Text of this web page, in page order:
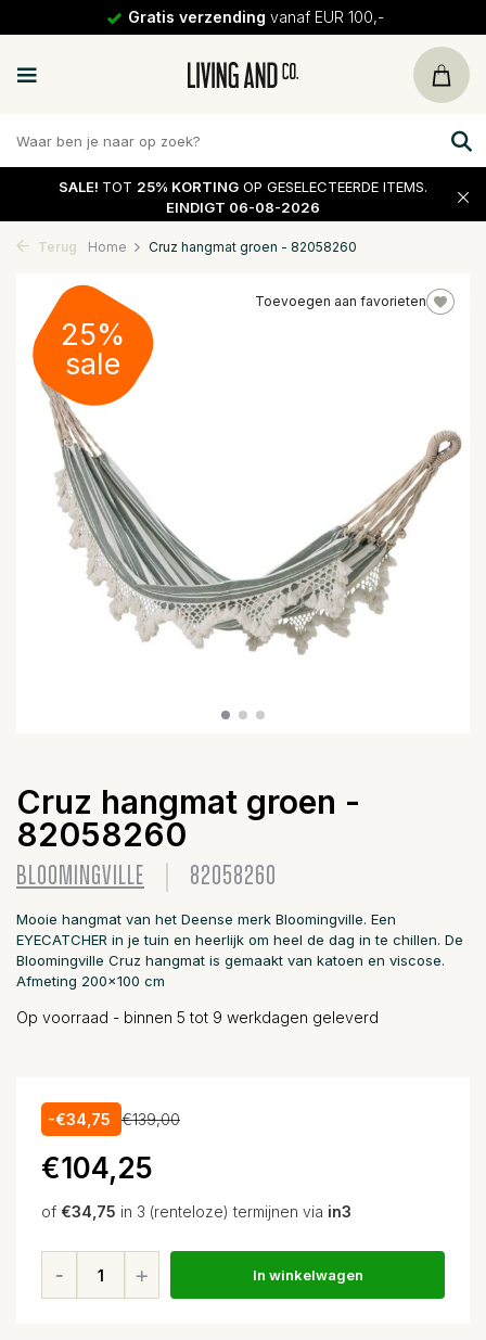
Gratis verzending vanaf EUR 100,-
SALE! TOT 25% KORTING OP GESELECTEERDE ITEMS.
EINDIGT 06-08-2026
Terug Home Cruz hangmat groen - 82058260
Toevoegen aan favorieten
25%
sale
Cruz hangmat groen -
82058260
BLOOMINGVILLE 82058260
Mooie hangmat van het Deense merk Bloomingville. Een
EYECATCHER in je tuin en heerlijk om heel de dag in te chillen. De
Bloomingville Cruz hangmat is gemaakt van katoen en viscose.
Afmeting 200x100 cm
Op voorraad - binnen 5 tot 9 werkdagen geleverd
-€34,75 €139,00
€104,25
of €34,75 in 3 (renteloze) termijnen via in3
In winkelwagen